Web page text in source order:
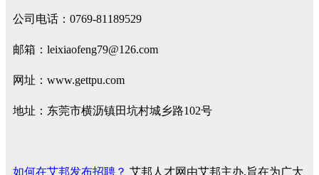
公司电话：0769-81189529
邮箱：leixiaofeng79@126.com
网址：www.gettpu.com
地址：东莞市横沥镇田坑村城乡路102号
如何在艾邦发布招聘？ 艾邦人才网由艾邦主办,旨在为广大